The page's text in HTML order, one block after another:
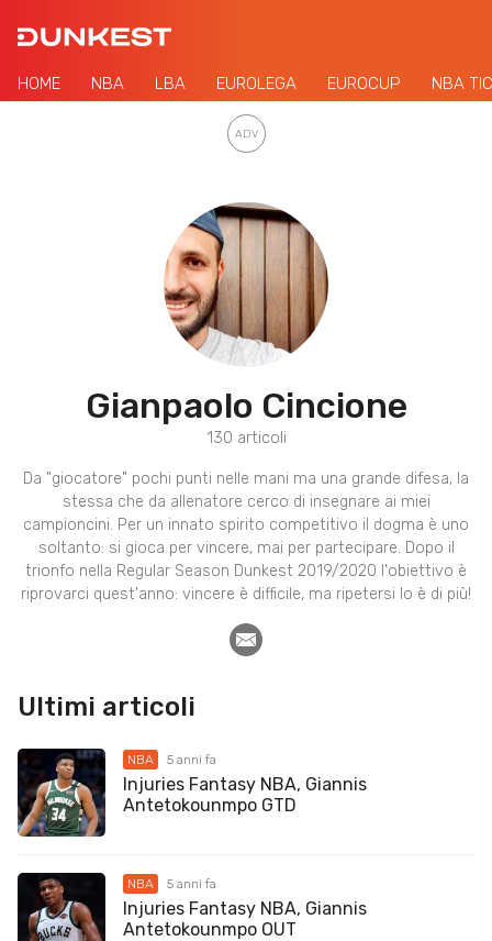
HOME NBA LBA EUROLEGA EUROCUP NBA
Gianpaolo Cincione
130 articoli
Da "giocatore" pochi punti nelle mani ma una grande difesa, la
stessa che da allenatore cerco di insegnare ai miei
campioncini. Per un innato spirito competitivo il dogma è uno
soltanto: si gioca per vincere, mai per partecipare. Dopo il
trionfo nella Regular Season Dunkest 2019/2020 l'obiettivo è
riprovarci quest'anno: vincere è difficile, ma ripetersi lo è di più!
Ultimi articoli
NBA 5 anni fa
Injuries Fantasy NBA, Giannis
Antetokounmpo GTD
NBA 5 anni fa
Injuries Fantasy NBA, Giannis
Antetokounmpo OUT